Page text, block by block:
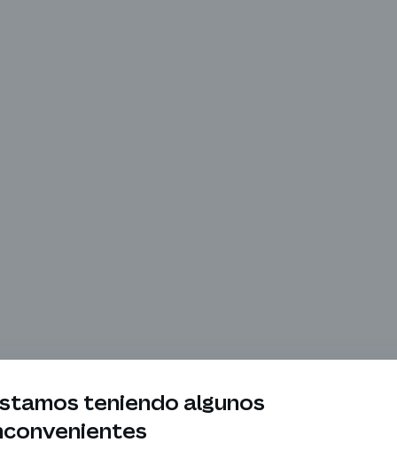
teniendo algunos